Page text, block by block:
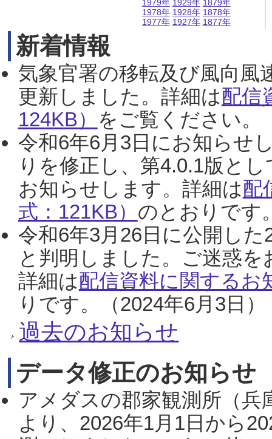
1979年
1978年
1977年
1929年
1928年
1927年
1879年
1878年
1877年
新着情報
気象官署の移転及び風向風
更新しました。詳細は配信
124KB） をご覧ください。
令和6年6月3日にお知らせ
りを修正し、第4.0.1版と
お知らせします。詳細は配
式：121KB） のとおりです
令和6年3月26日に公開し
と判明しました。ご迷惑
詳細は配信資料に関するお
りです。（2024年6月3日）
過去のお知らせ
データ修正のお知らせ
アメダスの郡家観測所（
より、2026年1月1日から